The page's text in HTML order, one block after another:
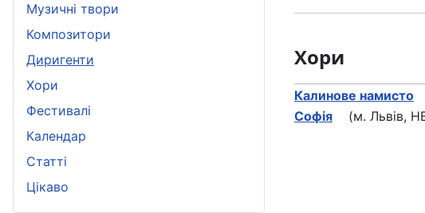
Музичні твори
Композитори
Диригенти
Хори
Фестивалі
Календар
Статті
Цікаво
Хори
Калинове намисто
Софія (м. Львів,